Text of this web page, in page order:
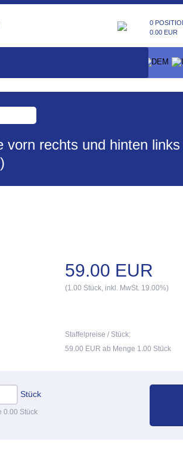
0
0.00 EUR
vorn rechts und hinten links
59.00 EUR
(1.00 Stück, inkl. MwSt. 19.00%)
Staffelpreise / Stück:
59.00 EUR ab Menge 1.00 Stück
Stück
0.00 Stück